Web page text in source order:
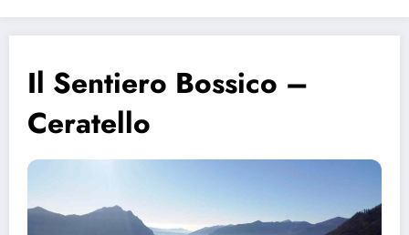
Il Sentiero Bossico –
Ceratello